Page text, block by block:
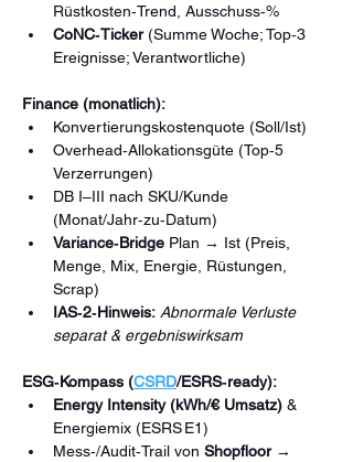
Rüstkosten‑Trend, Ausschuss‑%
CoNC‑Ticker (Summe Woche; Top‑3
Ereignisse; Verantwortliche)
Finance (monatlich):
Konvertierungskostenquote (Soll/Ist)
Overhead‑Allokationsgüte (Top‑5
Verzerrungen)
DB I–III nach SKU/Kunde
(Monat/Jahr‑zu‑Datum)
Variance‑Bridge Plan → Ist (Preis,
Menge, Mix, Energie, Rüstungen,
Scrap)
IAS‑2‑Hinweis: Abnormale Verluste
separat & ergebniswirksam
ESG‑Kompass (CSRD/ESRS‑ready):
Energy Intensity (kWh/€ Umsatz) &
Energiemix (ESRS E1)
Mess‑/Audit‑Trail von Shopfloor →